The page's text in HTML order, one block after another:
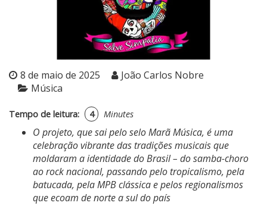
8 de maio de 2025
João Carlos Nobre
Música
Tempo de leitura: 4 Minutes
O projeto, que sai pelo selo Marã Música, é uma
celebração vibrante das tradições musicais que
moldaram a identidade do Brasil – do samba-choro
ao rock nacional, passando pelo tropicalismo, pela
batucada, pela MPB clássica e pelos regionalismos
que ecoam de norte a sul do país